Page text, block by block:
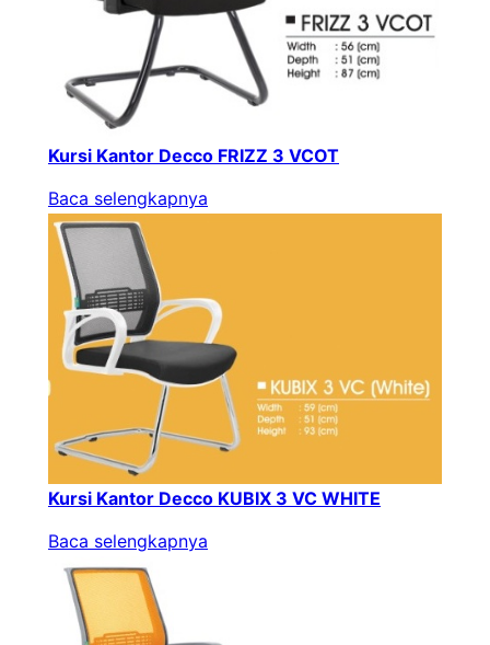
Kursi Kantor Decco FRIZZ 3 VCOT
Baca selengkapnya
Kursi Kantor Decco KUBIX 3 VC WHITE
Baca selengkapnya